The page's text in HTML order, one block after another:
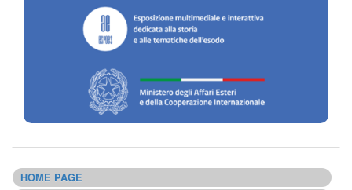
HOME PAGE